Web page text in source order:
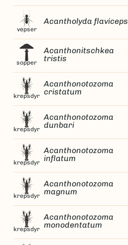
vepser
Acantholyda flaviceps
sopper
Acanthonitschkea
tristis
krepsdyr
Acanthonotozoma
cristatum
krepsdyr
Acanthonotozoma
dunbari
krepsdyr
Acanthonotozoma
inflatum
krepsdyr
Acanthonotozoma
magnum
krepsdyr
Acanthonotozoma
monodentatum